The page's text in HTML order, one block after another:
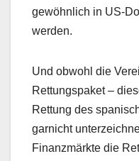
gewöhnlich in US-
werden.
Und obwohl die
Rettungspaket –
Rettung des
garnicht
Finanzmärkte die